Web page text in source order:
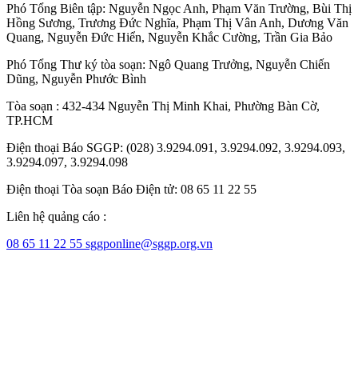
Phó Tổng Biên tập: Nguyễn Ngọc Anh, Phạm Văn Trường, Bùi Thị
Hồng Sương, Trương Đức Nghĩa, Phạm Thị Vân Anh, Dương Văn
Quang, Nguyễn Đức Hiển, Nguyễn Khắc Cường, Trần Gia Bảo
Phó Tổng Thư ký tòa soạn: Ngô Quang Trưởng, Nguyễn Chiến
Dũng, Nguyễn Phước Bình
Tòa soạn : 432-434 Nguyễn Thị Minh Khai, Phường Bàn Cờ,
TP.HCM
Điện thoại Báo SGGP: (028) 3.9294.091, 3.9294.092, 3.9294.093,
3.9294.097, 3.9294.098
Điện thoại Tòa soạn Báo Điện tử: 08 65 11 22 55
Liên hệ quảng cáo :
08 65 11 22 55 sggponline@sggp.org.vn